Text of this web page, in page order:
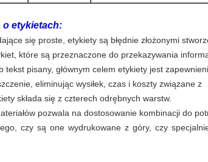
o etykietach:
się proste, etykiety są błędnie złożonymi
które są przeznaczone do przekazywania
tekst pisany, głównym celem etykiety jest
eliminując wysiłek, czas i koszty związane z
składa się z czterech odrębnych warstw.
pozwala na dostosowanie kombinacji do
czy są one wydrukowane z góry, czy